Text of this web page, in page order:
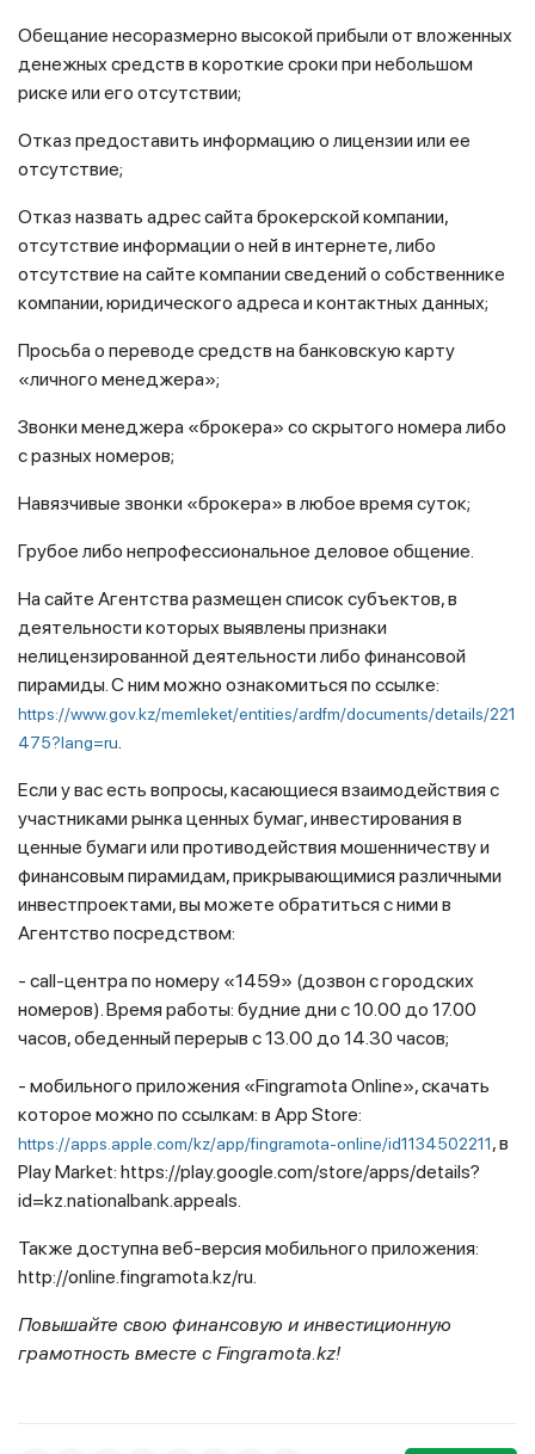
Обещание несоразмерно высокой прибыли от вложенных
денежных средств в короткие сроки при небольшом
риске или его отсутствии;
Отказ предоставить информацию о лицензии или ее
отсутствие;
Отказ назвать адрес сайта брокерской компании,
отсутствие информации о ней в интернете, либо
отсутствие на сайте компании сведений о собственнике
компании, юридического адреса и контактных данных;
Просьба о переводе средств на банковскую карту
«личного менеджера»;
Звонки менеджера «брокера» со скрытого номера либо
с разных номеров;
Навязчивые звонки «брокера» в любое время суток;
Грубое либо непрофессиональное деловое общение.
На сайте Агентства размещен список субъектов, в
деятельности которых выявлены признаки
нелицензированной деятельности либо финансовой
пирамиды. С ним можно ознакомиться по ссылке:
https://www.gov.kz/memleket/entities/ardfm/documents/details/221
475?lang=ru
Если у вас есть вопросы, касающиеся взаимодействия с
участниками рынка ценных бумаг, инвестирования в
ценные бумаги или противодействия мошенничеству и
финансовым пирамидам, прикрывающимися различными
инвестпроектами, вы можете обратиться с ними в
Агентство посредством:
- call-центра по номеру «1459» (дозвон с городских
номеров). Время работы: будние дни с 10.00 до 17.00
часов, обеденный перерыв с 13.00 до 14.30 часов;
- мобильного приложения «Fingramota Online», скачать
которое можно по ссылкам: в App Store:
https://apps.apple.com/kz/app/fingramota-online/id1134502211, в
Play Market: https://play.google.com/store/apps/details?
id=kz.nationalbank.appeals.
Также доступна веб-версия мобильного приложения:
http://online.fingramota.kz/ru.
Повышайте свою финансовую и инвестиционную
грамотность вместе с Fingramota kz!